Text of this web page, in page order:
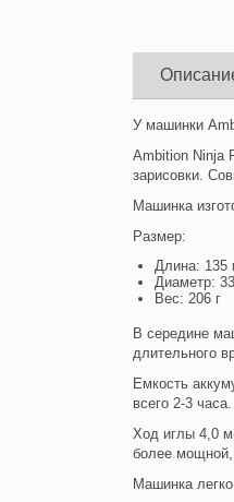
У машинки
Ambition Ninja
зарисовки.
Машинка
Размер:
Длина: 135
Диаметр:
Вес: 206 г
В середине
длительного
Емкость
всего 2-3
Ход иглы 4,0
более мощной,
Машинка